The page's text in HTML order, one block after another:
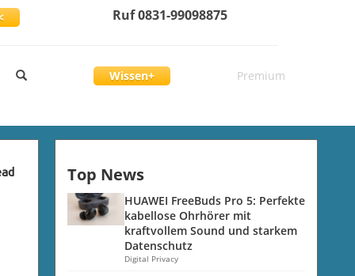
Ruf 0831-99098875
Wissen+ Premium
Top News
HUAWEI FreeBuds Pro 5: Perfekte
kabellose Ohrhörer mit
kraftvollem Sound und starkem
Datenschutz
Digital Privacy